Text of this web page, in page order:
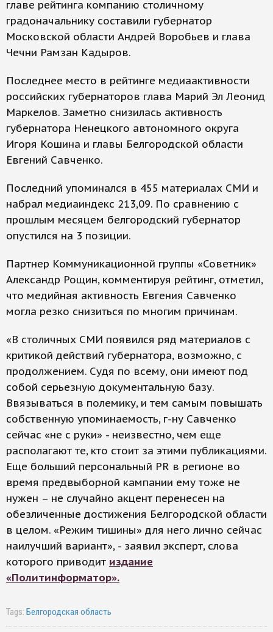
главе рейтинга компанию столичному
градоначальнику составили губернатор
Московской области Андрей Воробьев и глава
Чечни Рамзан Кадыров.
Последнее место в рейтинге медиаактивности
российских губернаторов глава Марий Эл Леонид
Маркелов. Заметно снизилась активность
губернатора Ненецкого автономного округа
Игоря Кошина и главы Белгородской области
Евгений Савченко.
Последний упоминался в 455 материалах СМИ и
набрал медиаиндекс 213,09. По сравнению с
прошлым месяцем белгородский губернатор
опустился на 3 позиции.
Партнер Коммуникационной группы «Советник»
Александр Рощин, комментируя рейтинг, отметил,
что медийная активность Евгения Савченко
могла резко снизиться по многим причинам.
«В столичных СМИ появился ряд материалов с
критикой действий губернатора, возможно, с
продолжением. Судя по всему, они имеют под
собой серьезную документальную базу.
Ввязываться в полемику, и тем самым повышать
собственную упоминаемость, г-ну Савченко
сейчас «не с руки» - неизвестно, чем еще
располагают те, кто стоит за этими публикациями.
Еще больший персональный PR в регионе во
время предвыборной кампании ему тоже не
нужен – не случайно акцент перенесен на
обезличенные достижения Белгородской области
в целом. «Режим тишины» для него лично сейчас
наилучший вариант», - заявил эксперт, слова
которого приводит издание
«Политинформатор».
Tags: Белгородская область